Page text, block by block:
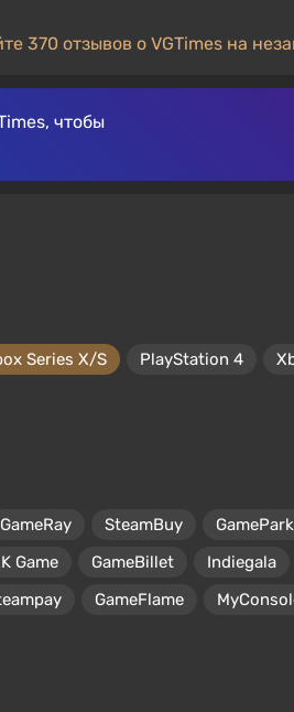
370 отзывов о VGTimes на
чтобы
Series X/S PlayStation 4
GameRay SteamBuy GamePark
Game GameBillet Indiegala
GameFlame